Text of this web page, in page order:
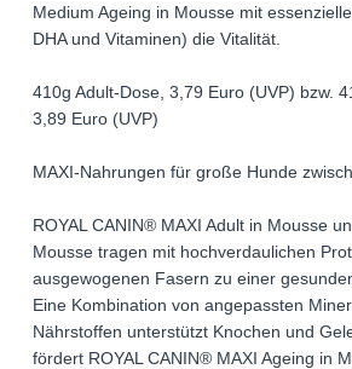
Medium Ageing in Mousse mit
DHA und Vitaminen) die Vitalität.
410g Adult-Dose, 3,79 Euro (UVP) bzw.
3,89 Euro (UVP)
MAXI-Nahrungen für große Hunde
ROYAL CANIN® MAXI Adult in Mousse
Mousse tragen mit hochverdaulichen
ausgewogenen Fasern zu einer
Eine Kombination von angepassten
Nährstoffen unterstützt Knochen und
fördert ROYAL CANIN® MAXI Ageing in